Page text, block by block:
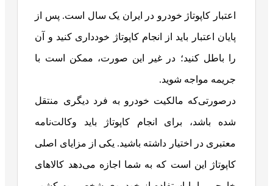
اعتبار کاپوتاژ خودرو در ایران یک سال است. پس از
پایان اعتبار باید از انجام کاپوتاژ خودداری کنید و آن
را باطل کنید؛ در غیر این صورت، ممکن است با
جریمه مواجه شوید.
درصورتی‌که مالکیت خودرو به فرد دیگری منتقل
شده باشد، برای انجام کاپوتاژ باید وکالت‌نامه
معتبری در اختیار داشته باشید. یکی از مزایای اصلی
کاپوتاژ این است که به شما اجازه می‌دهد کالاهای